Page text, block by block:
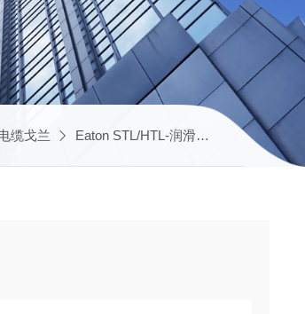
缆戈兰 Eaton STL/HTL-润滑剂 STL2